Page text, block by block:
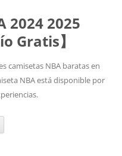
2024 2025
Gratis】
camisetas NBA baratas en
NBA está disponible por